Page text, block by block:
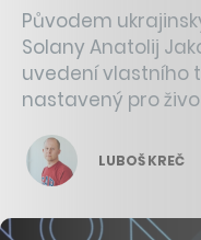
Původem
Solany Anatolij
uvedení vlastního
nastavený pro
LUBOŠ KREČ